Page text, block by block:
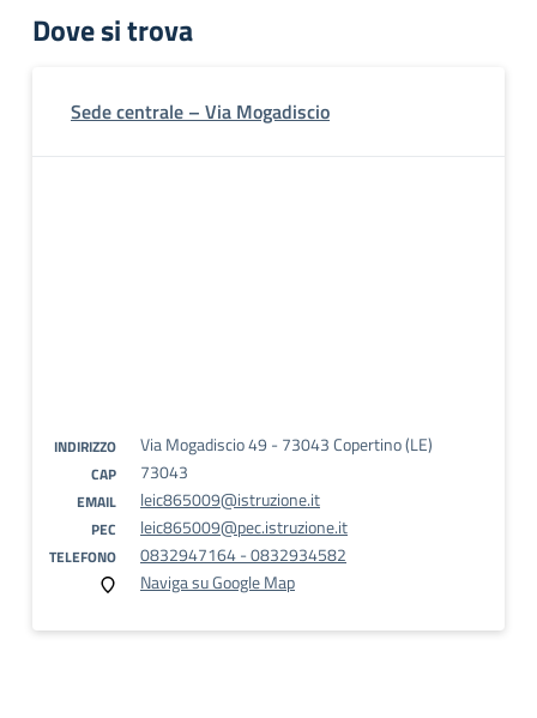
Dove si trova
Sede centrale – Via Mogadiscio
INDIRIZZO Via Mogadiscio 49 - 73043 Copertino (LE)
CAP 73043
EMAIL leic865009@istruzione.it
PEC leic865009@pec.istruzione.it
TELEFONO
0832947164 - 0832934582
Naviga su Google Map